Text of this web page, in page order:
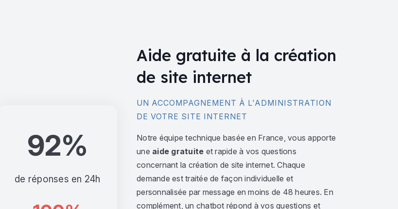
92%
de réponses en 24h
Aide gratuite à la création
de site internet
UN ACCOMPAGNEMENT À L'ADMINISTRATION
DE VOTRE SITE INTERNET
Notre équipe technique basée en France, vous apporte
une aide gratuite et rapide à vos questions
concernant la création de site internet. Chaque
demande est traitée de façon individuelle et
personnalisée par message en moins de 48 heures. En
complément, un chatbot répond à vos questions et